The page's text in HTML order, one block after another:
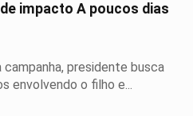
impacto A poucos dias
presidente busca
envolvendo o filho e...